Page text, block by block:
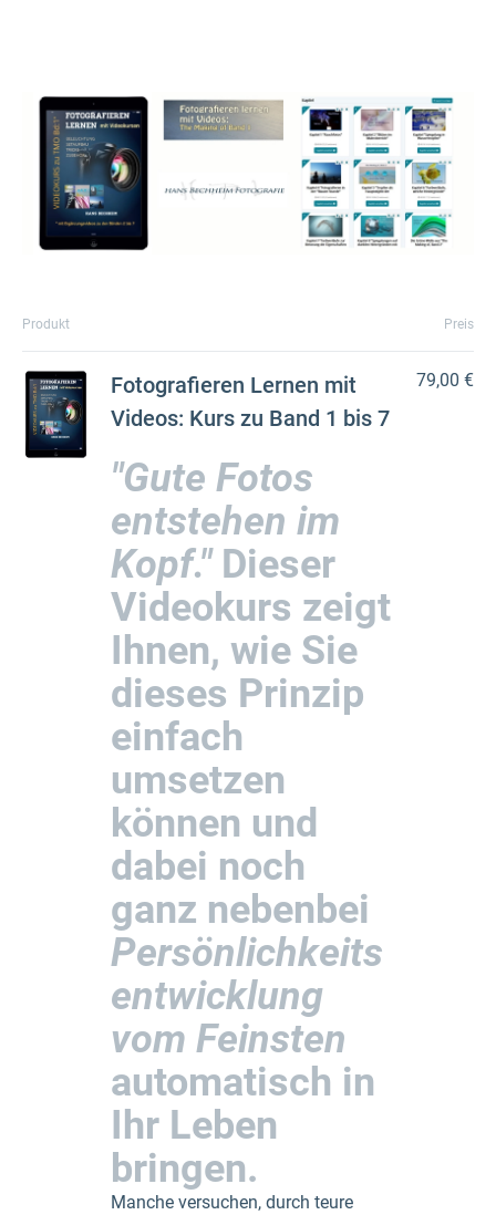
Produkt Preis
Fotografieren Lernen mit
Videos: Kurs zu Band 1 bis 7
"Gute Fotos
entstehen im
Kopf."Dieser
Videokurs zeigt
Ihnen, wie Sie
dieses Prinzip
einfach
umsetzen
können und
dabei noch
ganz nebenbei
Persönlichkeits
entwicklung
vom Feinsten
automatisch in
Ihr Leben
bringen.
Manche versuchen, durch teure
79,00 €